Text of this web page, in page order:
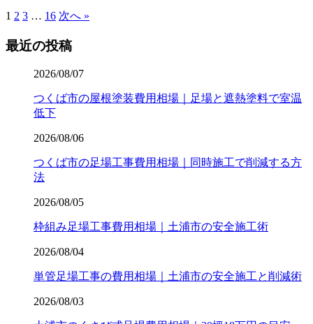
1 2 3 … 16 次へ »
最近の投稿
2026/08/07
つくば市の屋根塗装費用相場｜足場と遮熱塗料で室温
低下
2026/08/06
つくば市の足場工事費用相場｜同時施工で削減する方
法
2026/08/05
枠組み足場工事費用相場｜土浦市の安全施工術
2026/08/04
単管足場工事の費用相場｜土浦市の安全施工と削減術
2026/08/03